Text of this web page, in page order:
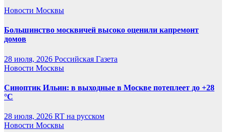
Новости Москвы
Большинство москвичей высоко оценили капремонт
домов
28 июля, 2026 Российская Газета
Новости Москвы
Синоптик Ильин: в выходные в Москве потеплеет до +28
°C
28 июля, 2026 RT на русском
Новости Москвы